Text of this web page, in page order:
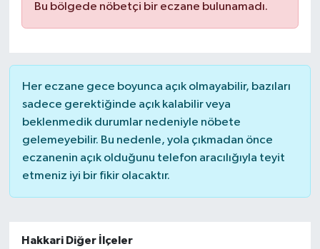
Bu bölgede nöbetçi bir eczane bulunamadı.
Her eczane gece boyunca açık olmayabilir, bazıları
sadece gerektiğinde açık kalabilir veya
beklenmedik durumlar nedeniyle nöbete
gelemeyebilir. Bu nedenle, yola çıkmadan önce
eczanenin açık olduğunu telefon aracılığıyla teyit
etmeniz iyi bir fikir olacaktır.
Hakkari Diğer İlçeler